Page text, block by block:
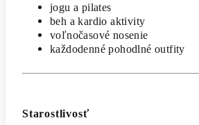
jogu a pilates
beh a kardio aktivity
voľnočasové nosenie
každodenné pohodlné outfity
Starostlivosť